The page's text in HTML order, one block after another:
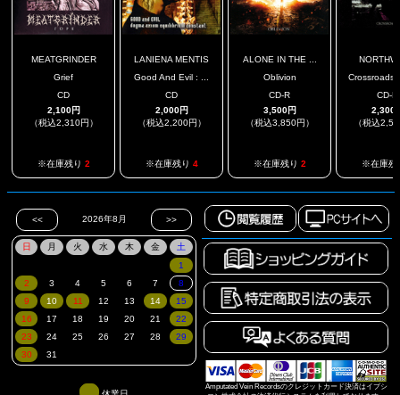
MEATGRINDER
Grief
CD
2,100円
（税込2,310円）
※在庫残り 2
LANIENA MENTIS
Good And Evil : ...
CD
2,000円
（税込2,200円）
※在庫残り 4
ALONE IN THE ...
Oblivion
CD-R
3,500円
（税込3,850円）
※在庫残り 2
Crossroads
CD-R
2,300
（税込
※在庫残
Amputated Vein Recordsのクレジットカード決済はイプシ